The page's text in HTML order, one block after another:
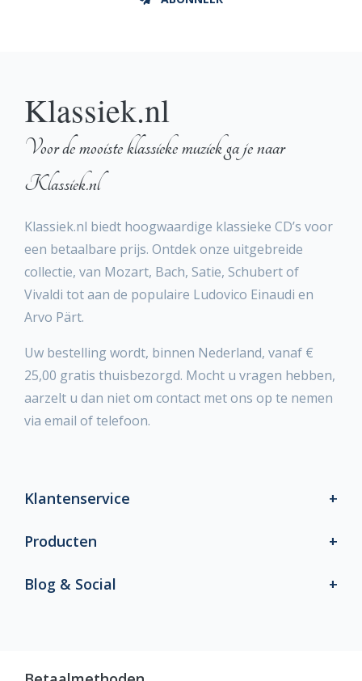
Klassiek.nl
Voor de mooiste klassieke muziek ga je naar
Klassiek.nl
Klassiek.nl biedt hoogwaardige klassieke CD’s voor
een betaalbare prijs. Ontdek onze uitgebreide
collectie, van Mozart, Bach, Satie, Schubert of
Vivaldi tot aan de populaire Ludovico Einaudi en
Arvo Pärt.
Uw bestelling wordt, binnen Nederland, vanaf €
25,00 gratis thuisbezorgd. Mocht u vragen hebben,
aarzelt u dan niet om contact met ons op te nemen
via email of telefoon.
Klantenservice
Producten
Blog & Social